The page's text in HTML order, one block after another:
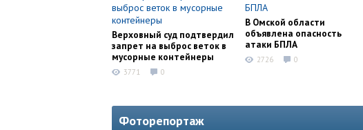
Верховный суд подтвердил
запрет на выброс веток в
мусорные контейнеры
3771 0
В Омской области
объявлена опасность
атаки БПЛА
2726 0
Фоторепортаж